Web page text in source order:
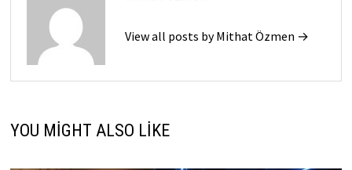
View all posts by Mithat Özmen →
YOU MIGHT ALSO LIKE